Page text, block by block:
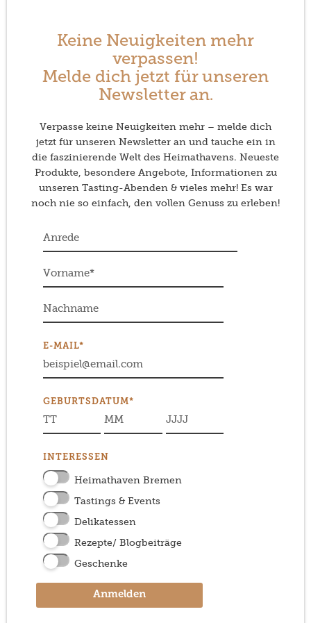
Keine Neuigkeiten mehr
verpassen!
Melde dich jetzt für unseren
Newsletter an.
Verpasse keine Neuigkeiten mehr – melde dich
jetzt für unseren Newsletter an und tauche ein in
die faszinierende Welt des Heimathavens. Neueste
Produkte, besondere Angebote, Informationen zu
unseren Tasting-Abenden & vieles mehr! Es war
noch nie so einfach, den vollen Genuss zu erleben!
E-MAIL*
GEBURTSDATUM*
INTERESSEN
Heimathaven Bremen
Tastings & Events
Delikatessen
Rezepte/ Blogbeiträge
Geschenke
Anmelden